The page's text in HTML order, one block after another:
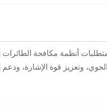
أنظمة مكافحة الطائرات
وتعزيز قوة الإشارة، ودعم